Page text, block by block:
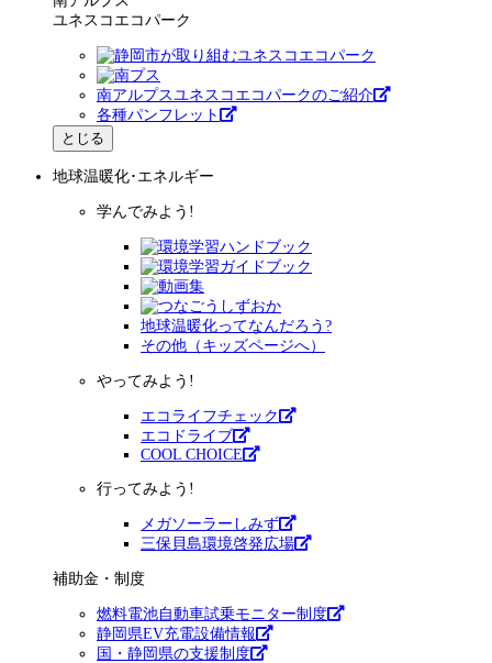
ユネスコエコパーク
南アルプスユネスコエコパークのご紹介
各種パンフレット
とじる
地球温暖化･エネルギー
学んでみよう!
地球温暖化ってなんだろう?
その他（キッズページへ）
やってみよう!
エコライフチェック
エコドライブ
COOL CHOICE
行ってみよう!
メガソーラーしみず
三保貝島環境啓発広場
補助金・制度
燃料電池自動車試乗モニター制度
静岡県EV充電設備情報
国・静岡県の支援制度